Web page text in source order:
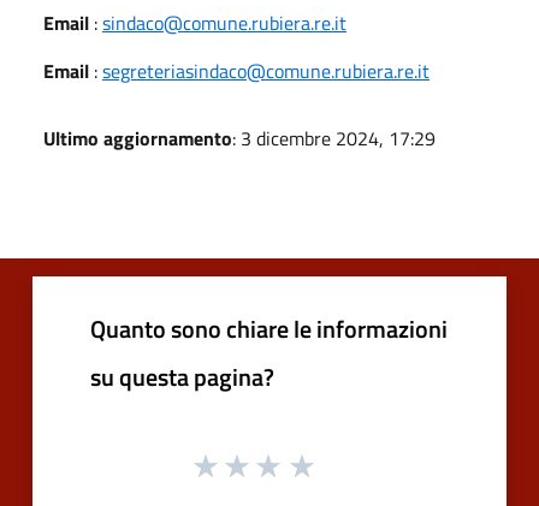
Email :sindaco@comune.rubiera.re.it
Email :segreteriasindaco@comune.rubiera.re.it
Ultimo aggiornamento: 3 dicembre 2024, 17:29
Quanto sono chiare le informazioni
su questa pagina?